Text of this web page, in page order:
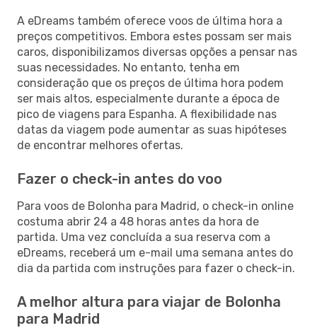
A eDreams também oferece voos de última hora a
preços competitivos. Embora estes possam ser mais
caros, disponibilizamos diversas opções a pensar nas
suas necessidades. No entanto, tenha em
consideração que os preços de última hora podem
ser mais altos, especialmente durante a época de
pico de viagens para Espanha. A flexibilidade nas
datas da viagem pode aumentar as suas hipóteses
de encontrar melhores ofertas.
Fazer o check-in antes do voo
Para voos de Bolonha para Madrid, o check-in online
costuma abrir 24 a 48 horas antes da hora de
partida. Uma vez concluída a sua reserva com a
eDreams, receberá um e-mail uma semana antes do
dia da partida com instruções para fazer o check-in.
A melhor altura para viajar de Bolonha
para Madrid